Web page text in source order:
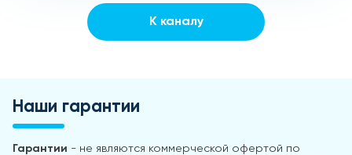
К каналу
Наши гарантии
Гарантии - не являются коммерческой офертой по